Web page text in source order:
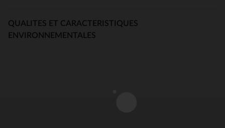
QUALITES ET CARACTERISTIQUES
ENVIRONNEMENTALES